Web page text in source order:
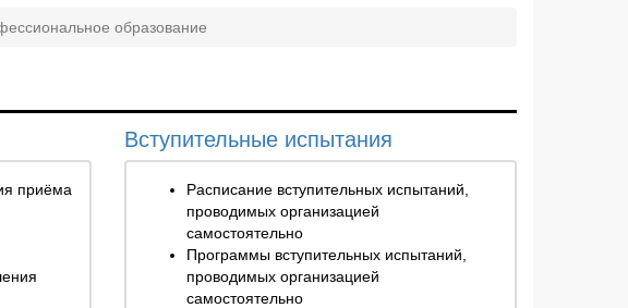
образование
приёма
Вступительные испытания
Расписание вступительных испытаний,
проводимых организацией
самостоятельно
Программы вступительных испытаний,
проводимых организацией
самостоятельно